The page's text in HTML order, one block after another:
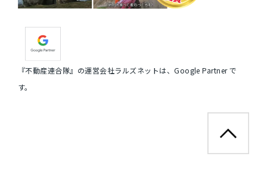
『不動産連合隊』の運営会社ラルズネットは、Google Partner で
す。